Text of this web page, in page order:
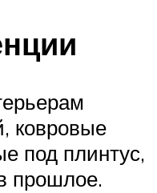
ковровые
под плинтус,
прошлое.